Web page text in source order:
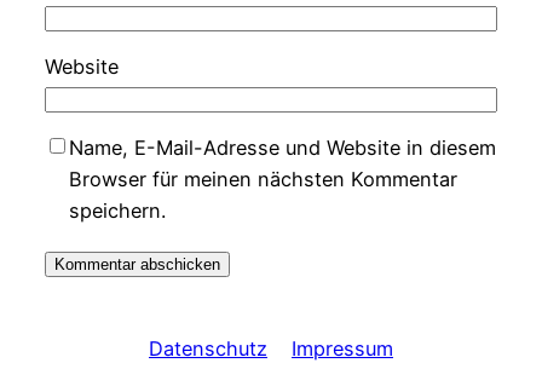
Website
Name, E-Mail-Adresse und Website in diesem
Browser für meinen nächsten Kommentar
speichern.
Datenschutz Impressum